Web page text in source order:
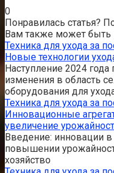
0
Понравилась статья?
Вам также может быть
Техника для ухода за
Новые технологии
Наступление 2024
изменения в область
оборудования для
Техника для ухода за
Инновационные
увеличение
Введение: инновации в
повышении
хозяйство